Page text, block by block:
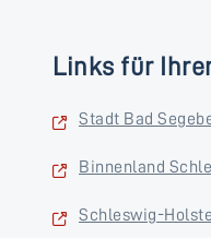
Links für
Stadt Bad
Binnenland
Schleswig-